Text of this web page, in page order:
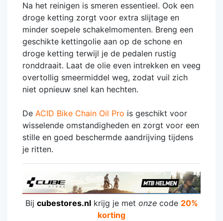
Na het reinigen is smeren essentieel. Ook een
droge ketting zorgt voor extra slijtage en
minder soepele schakelmomenten. Breng een
geschikte kettingolie aan op de schone en
droge ketting terwijl je de pedalen rustig
ronddraait. Laat de olie even intrekken en veeg
overtollig smeermiddel weg, zodat vuil zich
niet opnieuw snel kan hechten.
De ACID Bike Chain Oil Pro is geschikt voor
wisselende omstandigheden en zorgt voor een
stille en goed beschermde aandrijving tijdens
je ritten.
Bij cubestores.nlkrijg je met onzecode 20%
korting